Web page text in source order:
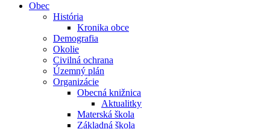
Obec
História
Kronika obce
Demografia
Okolie
Civilná ochrana
Územný plán
Organizácie
Obecná knižnica
Aktualitky
Materská škola
Základná škola